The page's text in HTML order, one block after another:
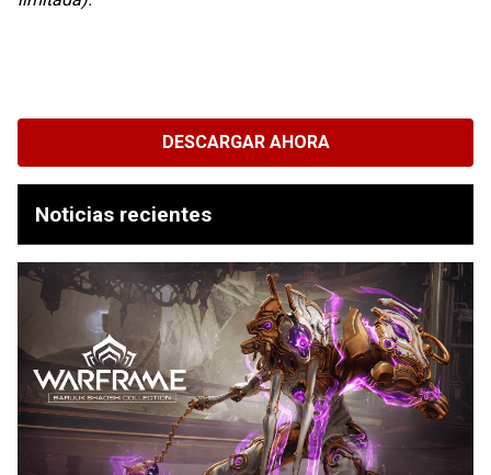
DESCARGAR AHORA
Noticias recientes